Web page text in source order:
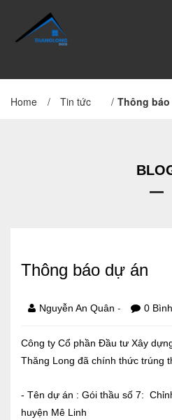
TRANG CHỦ
Hồ
Tin tức cổ đông
Đại hội cổ đông
Điều lệ và quy chế
Home / Tin tức / Thông
Thông báo dự án
Nguyễn An Quân - 0
Công ty Cổ phần Đầu tư Xây
Thăng Long đã chính thức trúng
- Tên dự án : Gói thầu số 7:
huyện Mê Linh